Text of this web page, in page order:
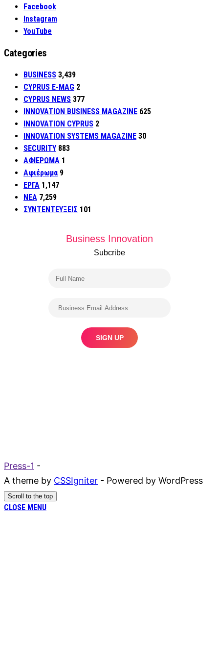
Facebook
Instagram
YouTube
Categories
BUSINESS 3,439
CYPRUS E-MAG 2
CYPRUS NEWS 377
INNOVATION BUSINESS MAGAZINE 625
INNOVATION CYPRUS 2
INNOVATION SYSTEMS MAGAZINE 30
SECURITY 883
ΑΦΙΕΡΩΜΑ 1
Αφιέρωμα 9
ΕΡΓΑ 1,147
ΝΕΑ 7,259
ΣΥΝΤΕΝΤΕΥΞΕΙΣ 101
Business Innovation
Subcribe
Press-1 -
A theme by CSSIgniter - Powered by WordPress
Scroll to the top
CLOSE MENU